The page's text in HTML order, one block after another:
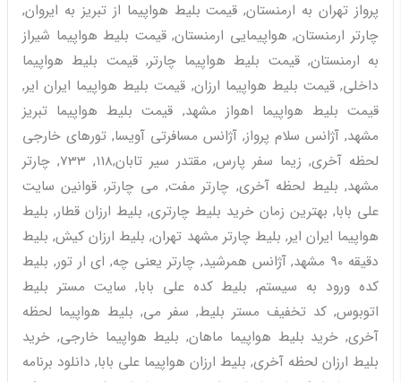
پرواز تهران به ارمنستان, قیمت بلیط هواپیما از تبریز به ایروان,
چارتر ارمنستان, هواپیمایی ارمنستان, قیمت بلیط هواپیما شیراز
به ارمنستان, قیمت بلیط هواپیما چارتر, قیمت بلیط هواپیما
داخلی, قیمت بلیط هواپیما ارزان, قیمت بلیط هواپیما ایران ایر,
قیمت بلیط هواپیما اهواز مشهد, قیمت بلیط هواپیما تبریز
مشهد, آژانس سلام پرواز, آژانس مسافرتی آویسا, تورهای خارجی
لحظه آخری, زیما سفر پارس, مقتدر سیر تابان,118, 733, چارتر
مشهد, بلیط لحظه آخری, چارتر مفت, می چارتر, قوانین سایت
علی بابا, بهترین زمان خرید بلیط چارتری, بلیط ارزان قطار, بلیط
هواپیما ایران ایر, بلیط چارتر مشهد تهران, بلیط ارزان کیش, بلیط
دقیقه 90 مشهد, آژانس همرشید, چارتر یعنی چه, ای ار تور, بلیط
کده ورود به سیستم, بلیط کده علی بابا, سایت مستر بلیط
اتوبوس, کد تخفیف مستر بلیط, سفر می, بلیط هواپیما لحظه
آخری, خرید بلیط هواپیما ماهان, بلیط هواپیما خارجی, خرید
بلیط ارزان لحظه آخری, بلیط ارزان هواپیما علی بابا, دانلود برنامه